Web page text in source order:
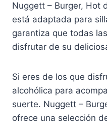
Nuggett – Burger, Hot
está adaptada para
garantiza que todas
disfrutar de su
Si eres de los que
alcohólica para
suerte. Nuggett –
ofrece una selección